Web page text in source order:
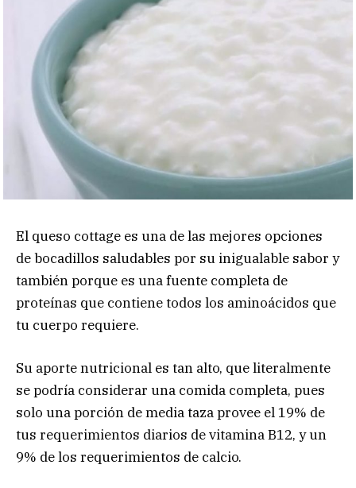
El queso cottage es una de las mejores opciones
de bocadillos saludables por su inigualable sabor y
también porque es una fuente completa de
proteínas que contiene todos los aminoácidos que
tu cuerpo requiere.
Su aporte nutricional es tan alto, que literalmente
se podría considerar una comida completa, pues
solo una porción de media taza provee el 19% de
tus requerimientos diarios de vitamina B12, y un
9% de los requerimientos de calcio.